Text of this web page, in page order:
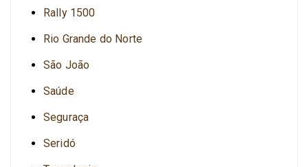
Rally 1500
Rio Grande do Norte
São João
Saúde
Seguraça
Seridó